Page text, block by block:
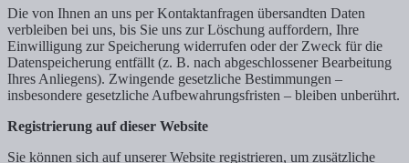
Die von Ihnen an uns per Kontaktanfragen übersandten Daten
verbleiben bei uns, bis Sie uns zur Löschung auffordern, Ihre
Einwilligung zur Speicherung widerrufen oder der Zweck für die
Datenspeicherung entfällt (z. B. nach abgeschlossener Bearbeitung
Ihres Anliegens). Zwingende gesetzliche Bestimmungen –
insbesondere gesetzliche Aufbewahrungsfristen – bleiben unberührt.
Registrierung auf dieser Website
Sie können sich auf unserer Website registrieren, um zusätzliche